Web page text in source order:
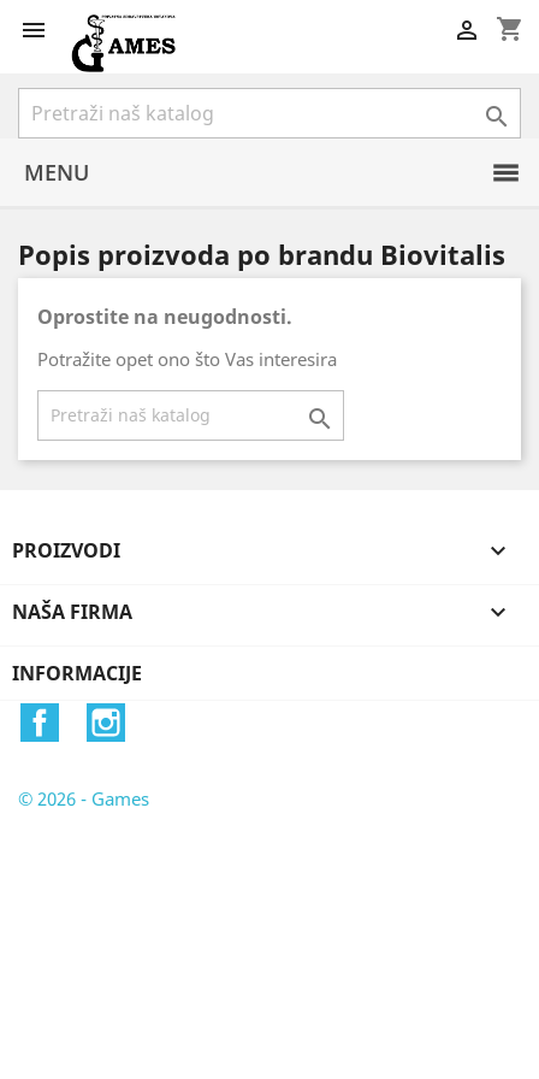
 shopping_cart


MENU
Popis proizvoda po brandu Biovitalis
Oprostite na neugodnosti.
Potražite opet ono što Vas interesira

PROIZVODI 
NAŠA FIRMA 
INFORMACIJE
Facebook
© 2026 - Games